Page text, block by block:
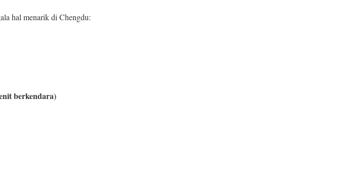
hal menarik di Chengdu:
berkendara)